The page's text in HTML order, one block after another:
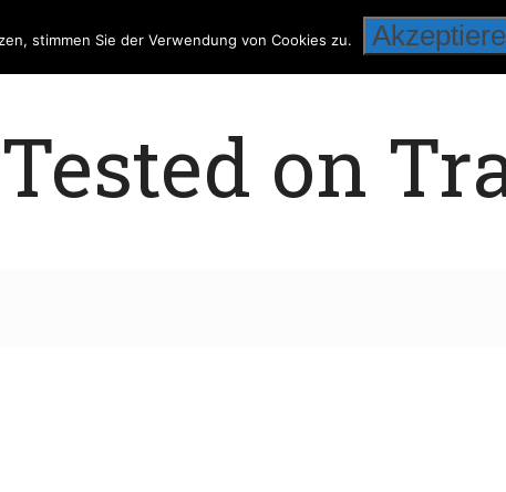
on
stimmen Sie der Verwendung von Cookies zu.